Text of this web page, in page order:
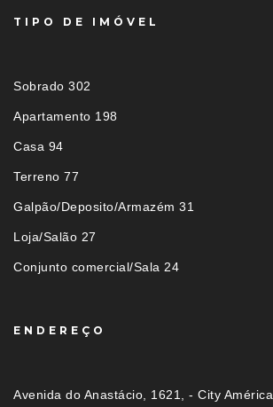
TIPO DE IMÓVEL
Sobrado 302
Apartamento 198
Casa 94
Terreno 77
Galpão/Deposito/Armazém 31
Loja/Salão 27
Conjunto comercial/Sala 24
ENDEREÇO
Avenida do Anastácio, 1621, - City América